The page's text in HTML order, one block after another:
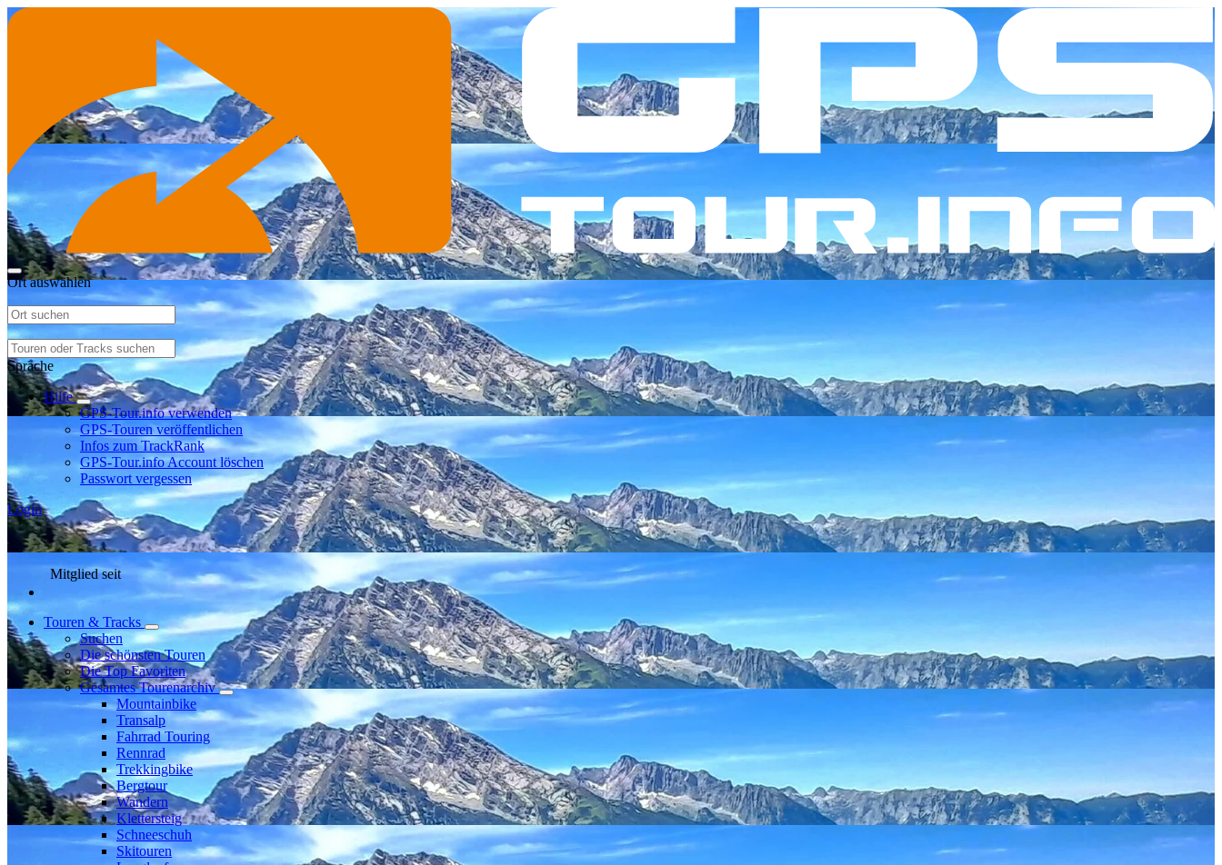
Ort auswählen
Sprache
Hilfe
GPS-Tour.info verwenden
GPS-Touren veröffentlichen
Infos zum TrackRank
GPS-Tour.info Account löschen
Passwort vergessen
Login
Mitglied seit
Touren & Tracks
Suchen
Die schönsten Touren
Die Top Favoriten
Gesamtes Tourenarchiv
Mountainbike
Transalp
Fahrrad Touring
Rennrad
Trekkingbike
Bergtour
Wandern
Klettersteig
Schneeschuh
Skitouren